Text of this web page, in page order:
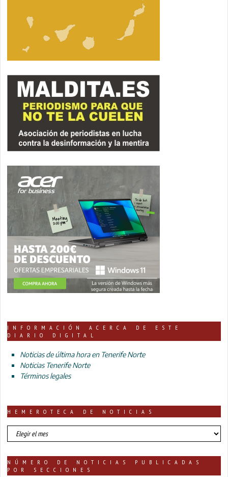
INFORMACIÓN ACERCA DE ESTE
DIARIO DIGITAL
Noticias de última hora en Tenerife Norte
Noticias Tenerife Norte
Términos legales
HEMEROTECA DE NOTICIAS
HEMEROTECA
DE
NÚMERO DE NOTICIAS PUBLICADAS
POR SECCIONES